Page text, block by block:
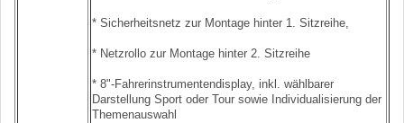
* Sicherheitsnetz zur Montage hinter 1. Sitzreihe,
* Netzrollo zur Montage hinter 2. Sitzreihe
* 8"-Fahrerinstrumentendisplay, inkl. wählbarer
Darstellung Sport oder Tour sowie Individualisierung der
Themenauswahl